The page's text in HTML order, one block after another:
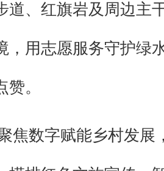
道、红旗岩及周边主
，用志愿服务守护绿
。
焦数字赋能乡村发展